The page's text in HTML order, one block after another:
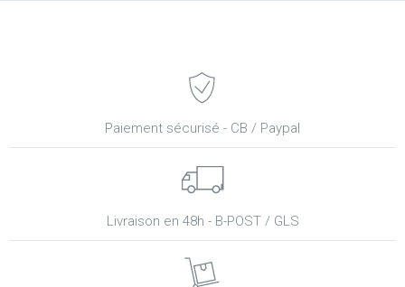
Paiement sécurisé - CB / Paypal
Livraison en 48h - B-POST / GLS